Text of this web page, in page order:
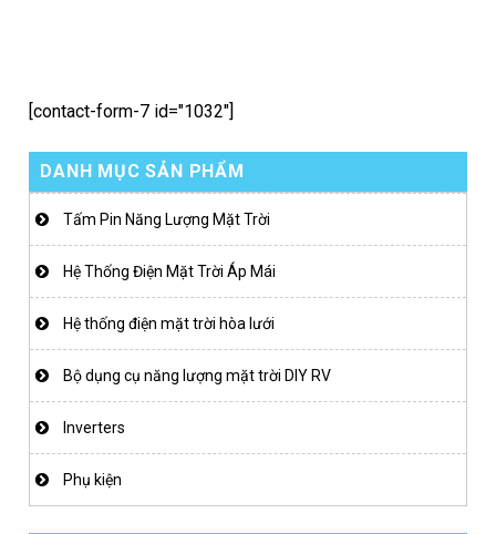
[contact-form-7 id="1032"]
DANH MỤC SẢN PHẨM
Tấm Pin Năng Lượng Mặt Trời
Hệ Thống Điện Mặt Trời Áp Mái
Hệ thống điện mặt trời hòa lưới
Bộ dụng cụ năng lượng mặt trời DIY RV
Inverters
Phụ kiện